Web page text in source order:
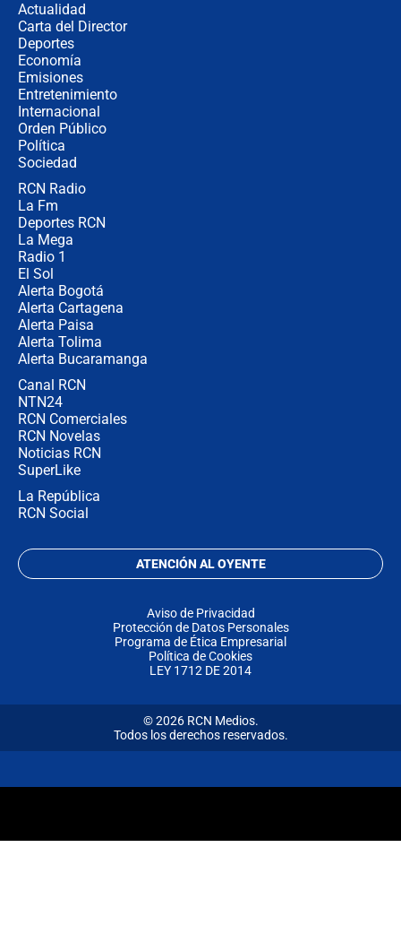
Actualidad
Carta del Director
Deportes
Economía
Emisiones
Entretenimiento
Internacional
Orden Público
Política
Sociedad
RCN Radio
La Fm
Deportes RCN
La Mega
Radio 1
El Sol
Alerta Bogotá
Alerta Cartagena
Alerta Paisa
Alerta Tolima
Alerta Bucaramanga
Canal RCN
NTN24
RCN Comerciales
RCN Novelas
Noticias RCN
SuperLike
La República
RCN Social
ATENCIÓN AL OYENTE
Aviso de Privacidad
Protección de Datos Personales
Programa de Ética Empresarial
Política de Cookies
LEY 1712 DE 2014
© 2026 RCN Medios.
Todos los derechos reservados.